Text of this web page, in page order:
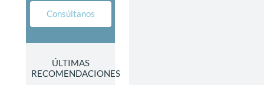
Consúltanos
ÚLTIMAS
RECOMENDACIONES